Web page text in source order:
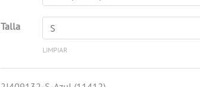
Talla
LIMPIAR